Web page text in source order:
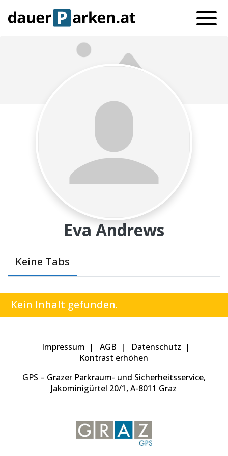
Eva Andrews
Keine Tabs
Kein Inhalt gefunden.
Impressum AGB
Datenschutz
Kontrast erhöhen
GPS – Grazer Parkraum- und Sicherheitsservice,
Jakominigürtel 20/1, A-8011 Graz